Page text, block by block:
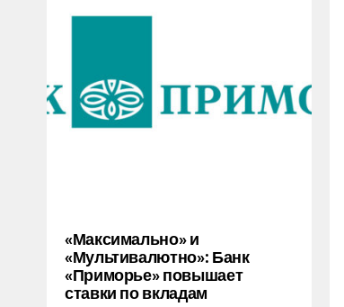
«Максимально» и
«Мультивалютно»: Банк
«Приморье» повышает
ставки по вкладам